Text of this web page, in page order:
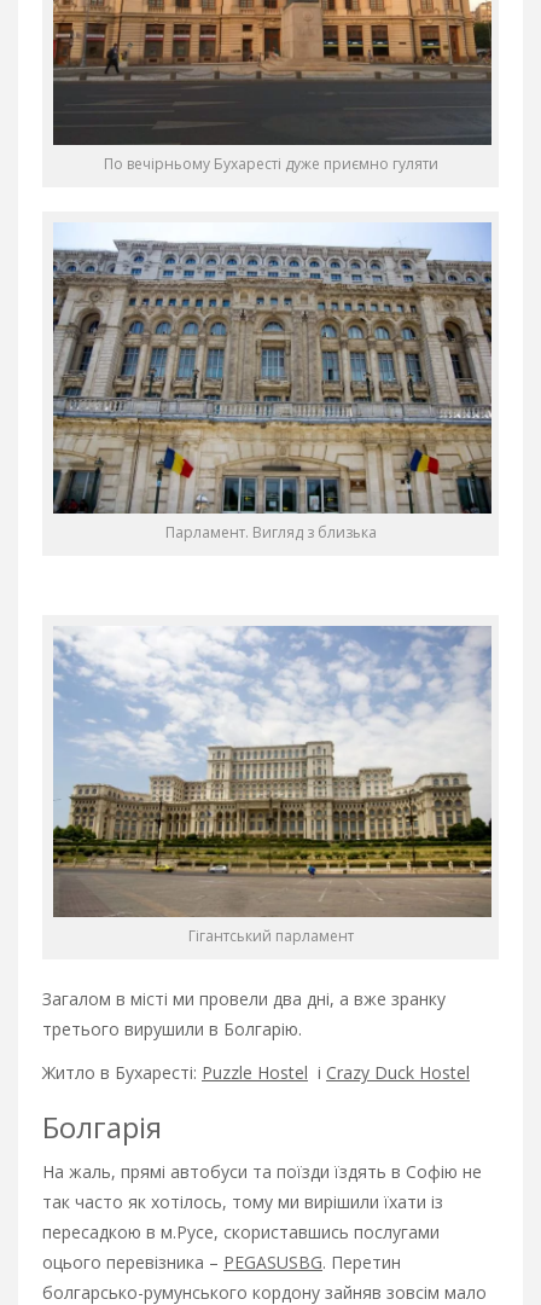
По вечірньому Бухаресті дуже приємно гуляти
Парламент. Вигляд з близька
Гігантський парламент
Загалом в місті ми провели два дні, а вже зранку
третього вирушили в Болгарію.
Житло в Бухаресті: Puzzle Hostel і Crazy Duck Hostel
Болгарія
На жаль, прямі автобуси та поїзди їздять в Софію не
так часто як хотілось, тому ми вирішили їхати із
пересадкою в м.Русе, скориставшись послугами
оцього перевізника – PEGASUSBG. Перетин
болгарсько-румунського кордону зайняв зовсім мало